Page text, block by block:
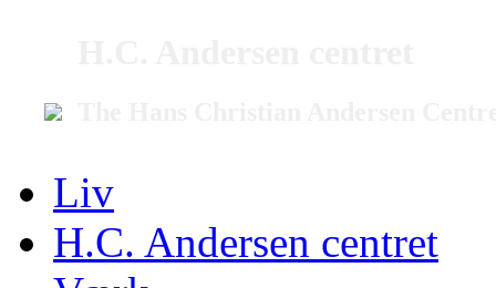
Liv
H.C. Andersen centret